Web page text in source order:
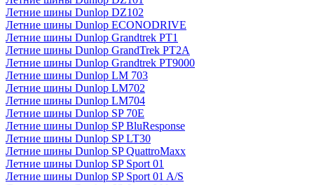
Летние шины Dunlop DZ102
Летние шины Dunlop ECONODRIVE
Летние шины Dunlop Grandtrek PT1
Летние шины Dunlop GrandTrek PT2A
Летние шины Dunlop Grandtrek PT9000
Летние шины Dunlop LM 703
Летние шины Dunlop LM702
Летние шины Dunlop LM704
Летние шины Dunlop SP 70E
Летние шины Dunlop SP BluResponse
Летние шины Dunlop SP LT30
Летние шины Dunlop SP QuattroMaxx
Летние шины Dunlop SP Sport 01
Летние шины Dunlop SP Sport 01 A/S